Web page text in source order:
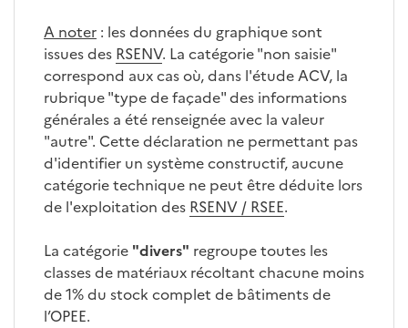
A noter : les données du graphique sont
issues des RSENV. La catégorie "non saisie"
correspond aux cas où, dans l'étude ACV, la
rubrique "type de façade" des informations
générales a été renseignée avec la valeur
"autre". Cette déclaration ne permettant pas
d'identifier un système constructif, aucune
catégorie technique ne peut être déduite lors
de l'exploitation des RSENV / RSEE.
La catégorie "divers" regroupe toutes les
classes de matériaux récoltant chacune moins
de 1% du stock complet de bâtiments de
l’OPEE.